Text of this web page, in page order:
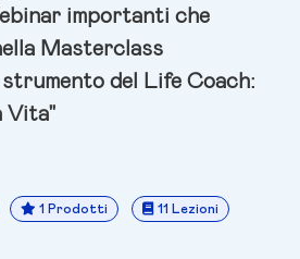
importanti che
Masterclass
del Life Coach:
Vita"
1 Prodotti 11 Lezioni